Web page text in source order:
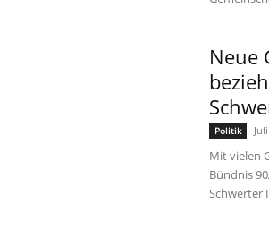
Neue
Politik
Mit vielen
Bündnis
Schwerter